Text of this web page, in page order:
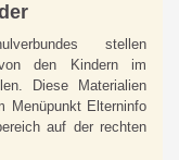
stellen
den Kindern im
Diese Materialien
Menüpunkt Elterninfo
auf der rechten